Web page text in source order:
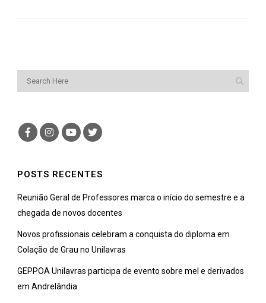
POSTS RECENTES
Reunião Geral de Professores marca o início do semestre e a
chegada de novos docentes
Novos profissionais celebram a conquista do diploma em
Colação de Grau no Unilavras
GEPPOA Unilavras participa de evento sobre mel e derivados
em Andrelândia